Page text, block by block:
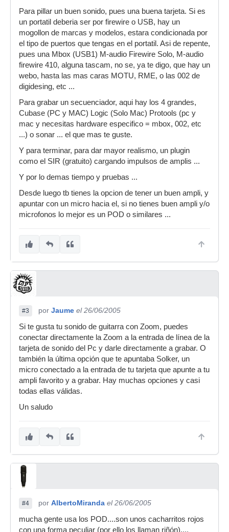
Para pillar un buen sonido, pues una buena tarjeta. Si es
un portatil deberia ser por firewire o USB, hay un
mogollon de marcas y modelos, estara condicionada por
el tipo de puertos que tengas en el portatil. Asi de repente,
pues una Mbox (USB1) M-audio Firewire Solo, M-audio
firewire 410, alguna tascam, no se, ya te digo, que hay un
webo, hasta las mas caras MOTU, RME, o las 002 de
digidesing, etc ...
Para grabar un secuenciador, aqui hay los 4 grandes,
Cubase (PC y MAC) Logic (Solo Mac) Protools (pc y
mac y necesitas hardware especifico = mbox, 002, etc
...) o sonar ... el que mas te guste.
Y para terminar, para dar mayor realismo, un plugin
como el SIR (gratuito) cargando impulsos de amplis ...
Y por lo demas tiempo y pruebas ...
Desde luego tb tienes la opcion de tener un buen ampli, y
apuntar con un micro hacia el, si no tienes buen ampli y/o
microfonos lo mejor es un POD o similares ...
#3 por Jaume el 26/06/2005
Si te gusta tu sonido de guitarra con Zoom, puedes
conectar directamente la Zoom a la entrada de línea de la
tarjeta de sonido del Pc y darle directamente a grabar. O
también la última opción que te apuntaba Solker, un
micro conectado a la entrada de tu tarjeta que apunte a tu
ampli favorito y a grabar. Hay muchas opciones y casi
todas ellas válidas.
Un saludo
#4 por AlbertoMiranda el 26/06/2005
mucha gente usa los POD....son unos cacharritos rojos
con una forma peculiar (por ello los llaman riñón)....